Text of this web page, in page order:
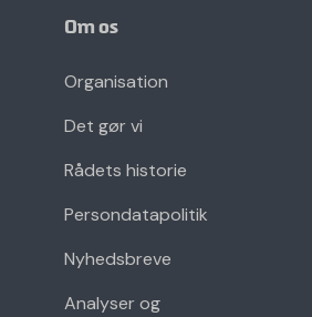
Om os
Organisation
Det gør vi
Rådets historie
Persondatapolitik
Nyhedsbreve
Analyser og